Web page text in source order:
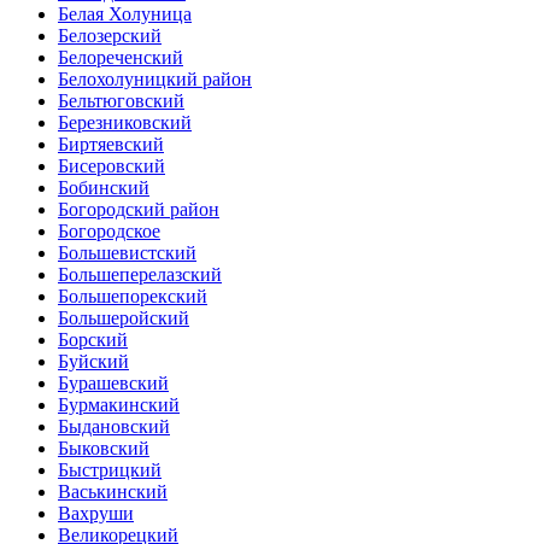
Белая Холуница
Белозерский
Белореченский
Белохолуницкий район
Бельтюговский
Березниковский
Биртяевский
Бисеровский
Бобинский
Богородский район
Богородское
Большевистский
Большеперелазский
Большепорекский
Большеройский
Борский
Буйский
Бурашевский
Бурмакинский
Быдановский
Быковский
Быстрицкий
Васькинский
Вахруши
Великорецкий